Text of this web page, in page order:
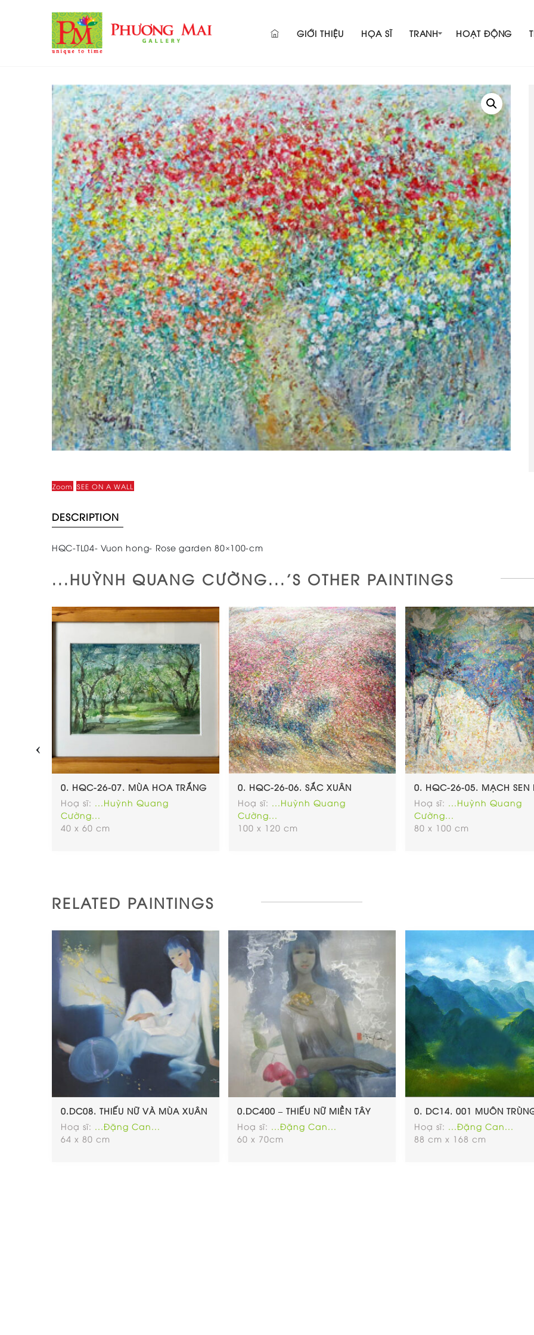
GIỚI THIỆU HỌA SĨ TRANH HOẠT ĐỘNG
Zoom SEE ON A WALL
DESCRIPTION
HQC-TL04- Vuon hong- Rose garden 80×100-cm
...HUỲNH QUANG CƯỜNG...'S OTHER PAINTINGS
0. HQC-26-07. MÙA HOA TRẮNG
Hoạ sĩ: ...Huỳnh Quang
Cường...
40 x 60 cm
0. HQC-26-06. SẮC XUÂN
Hoạ sĩ: ...Huỳnh Quang
Cường...
100 x 120 cm
0. HQC-26-05. MẠCH SEN
Hoạ sĩ: ...Huỳnh Quang
Cường...
80 x 100 cm
‹
RELATED PAINTINGS
0.DC08. THIẾU NỮ VÀ MÙA XUÂN
Hoạ sĩ: ...Đặng Can...
64 x 80 cm
0.DC400 – THIẾU NỮ MIỀN TÂY
Hoạ sĩ: ...Đặng Can...
60 x 70cm
0. DC14. 001 MUÔN
Hoạ sĩ: ...Đặng Can...
88 cm x 168 cm